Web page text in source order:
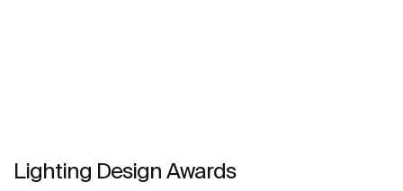
Lighting Design Awards